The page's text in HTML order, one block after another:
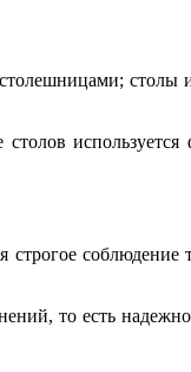
столешницами;
используется
строгое
то есть